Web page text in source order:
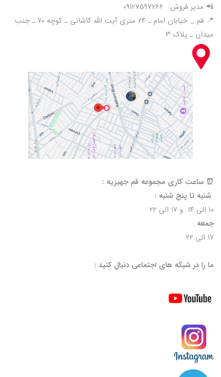
📲 مدیر فروش: 09127597266
📍 قم _ خیابان امام ـ ۲۴ متری آیت الله کاشانی ـ کوچه ۷۰ ـ جنب
میدان ـ پلاک ۳
⏰️ ساعت کاری مجموعه قم جهیزیه :
شنبه تا پنج شنبه :
۱۰ الی ۱۴ و ۱۷ الی ۲۲
جمعه :
۱۷ الی ۲۲
ما را در شبکه های اجتماعی دنبال کنید :